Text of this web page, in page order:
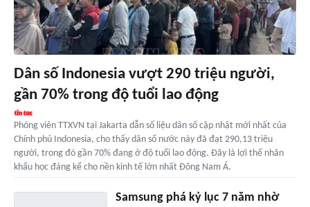
Dân số Indonesia vượt 290 triệu người,
gần 70% trong độ tuổi lao động
Phóng viên TTXVN tại Jakarta dẫn số liệu dân số cập nhật mới nhất của
Chính phủ Indonesia, cho thấy dân số nước này đã đạt 290,13 triệu
người, trong đó gần 70% đang ở độ tuổi lao động. Đây là lợi thế nhân
khẩu học đáng kể cho nền kinh tế lớn nhất Đông Nam Á.
Samsung phá kỷ lục 7 năm nhờ